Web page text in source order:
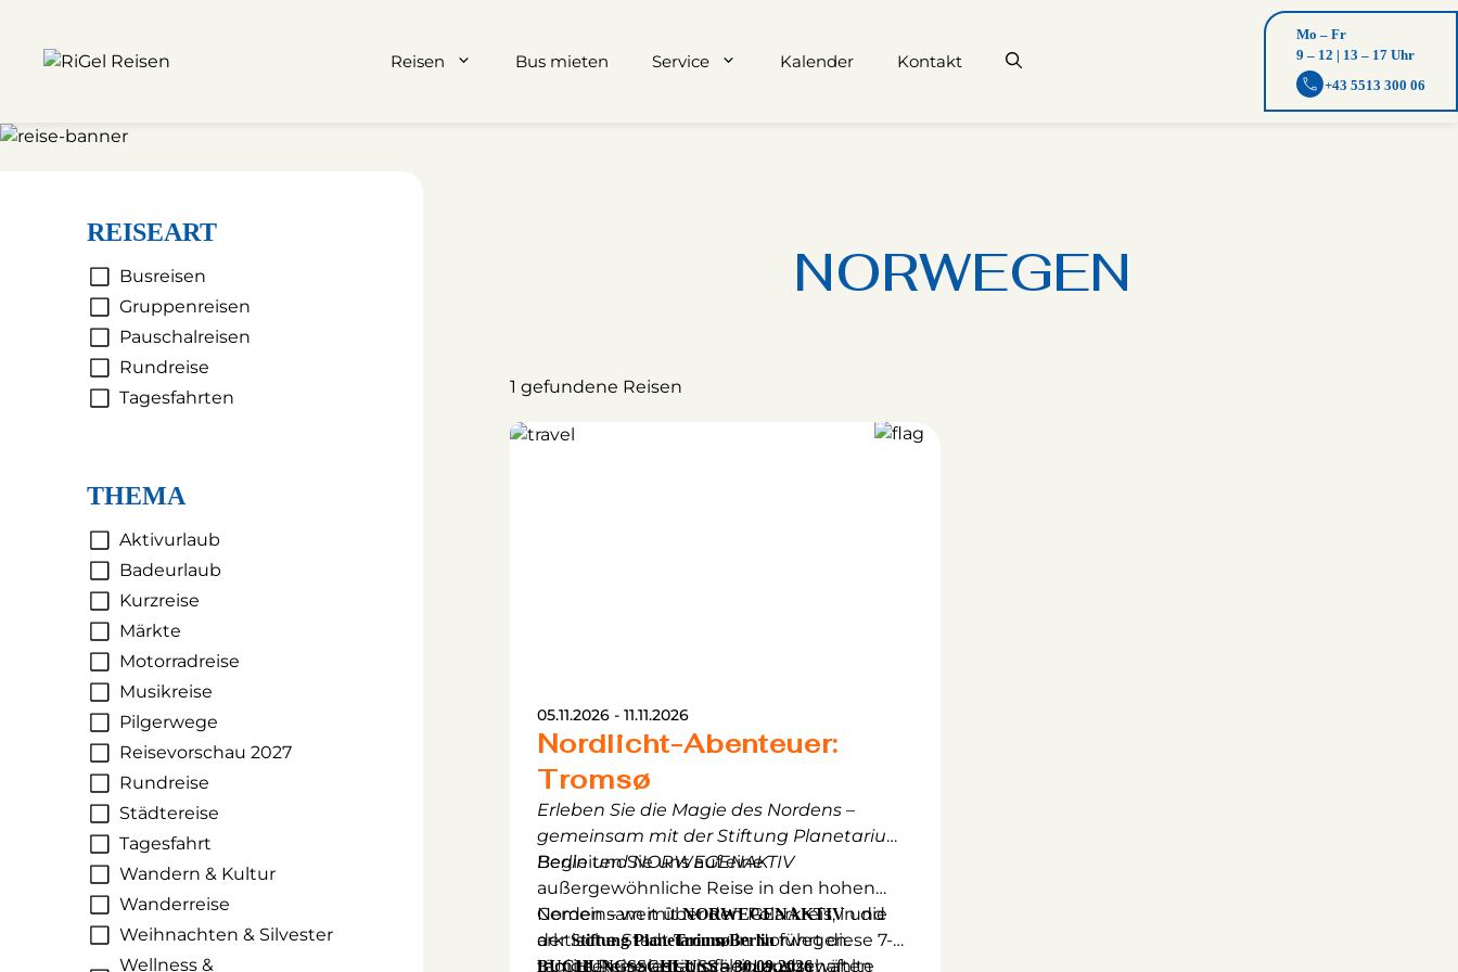
Zum
Reisen Bus mieten Service Kalender Kontakt
Mo – Fr
9 – 12 | 13 – 17 Uhr
+43 5513 300 06
REISEART
Busreisen
Gruppen­reisen
Pauschal­reisen
Rundreise
Tagesfahrten
THEMA
Aktivurlaub
Badeurlaub
Kurzreise
Märkte
Motorradreise
Musikreise
Pilgerwege
Reisevorschau 2027
Rundreise
Städtereise
Tagesfahrt
Wandern & Kultur
Wanderreise
Weihnachten & Silvester
Wellness &
NORWEGEN
1 gefundene Reisen
05.11.2026 - 11.11.2026
Nordlicht-Abenteuer:
Tromsø
Erleben Sie die Magie des Nordens –
gemeinsam mit der Stiftung Planetarium
Berlin und NORWEGENAKTIV
Begleiten Sie uns auf eine
außergewöhnliche Reise in den hohen
Norden – weit über den Polarkreis, in die
arktische StadtTromsøin Norwegen.
Inmitten majestätischer Landschaften
Gemeinsam mitNORWEGENAKTIVund
derStiftung Planetarium Berlinführt diese 7-
tägige Reise an sorgfältig ausgewählte
BUCHUNGSSCHLUSS – 30.09.2026